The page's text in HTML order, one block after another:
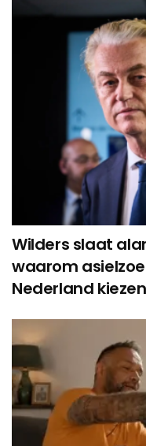
Wilders slaat
waarom
Nederland